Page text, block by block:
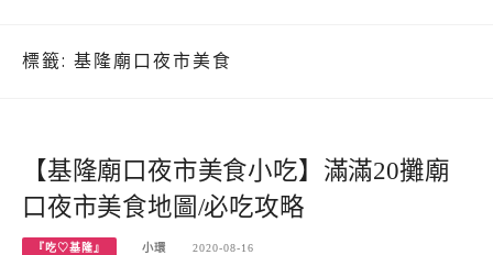
標籤: 基隆廟口夜市美食
【基隆廟口夜市美食小吃】滿滿20攤廟
口夜市美食地圖/必吃攻略
『吃♡基隆』 小環 2020-08-16